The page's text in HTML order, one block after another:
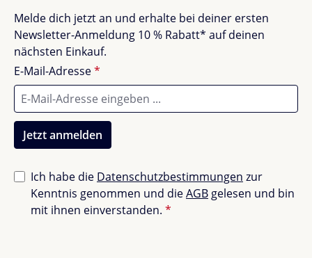
Keinen Weichspüler verwenden
Nach dem Schwimmen ausspülen, nicht
auswringen
Nicht im Trockner trocknen, nicht bügeln, nicht
bleichen
Kombiniere denLiewood Thor Baby Badeanzugmit
einem passenden Liewood Sonnenhut für noch
besseren Schutz. Jetzt entdecken & unbeschwert
Keine Bewertungen gefunden. Teile deine
Erfahrungen mit anderen.
Melde dich jetzt an und erhalte bei deiner ersten
Newsletter-Anmeldung 10 % Rabatt* auf deinen
nächsten Einkauf.
E-Mail-Adresse*
Jetzt anmelden
Ich habe die Datenschutzbestimmungen zur
Kenntnis genommen und dieAGB gelesen und bin
mit ihnen einverstanden. *